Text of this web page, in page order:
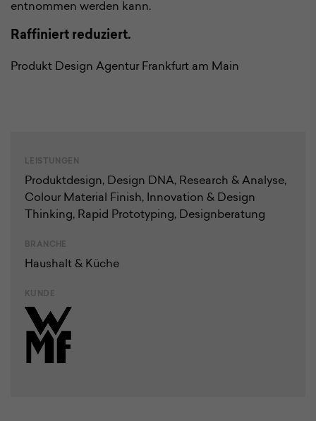
entnommen werden kann.
Raffiniert reduziert.
Produkt Design Agentur Frankfurt am Main
LEISTUNGEN
Produkt­design, Design DNA, Research & Analyse,
Colour Material Finish, Innovation & Design
Thinking, Rapid Prototyping, Design­beratung
BRANCHE
Haushalt & Küche
KUNDE